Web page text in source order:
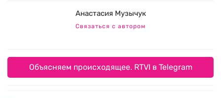
Анастасия Музычук
Связаться с автором
Объясняем происходящее. RTVI в Telegram